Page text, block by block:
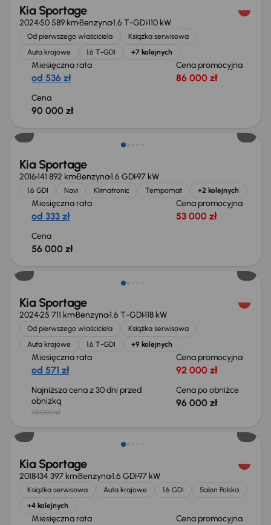
Kia Sportage
202450 589 kmBenzyna1.6 T-GDI110 kW
Od pierwszego właściciela
Książka serwisowa
Auta krajowe
1.6 T-GDI +7 kolejnych
Miesięczna rata
od 536 zł
Cena promocyjna
86 000 zł
Cena
90 000 zł
Kia Sportage
2016141 892 kmBenzyna1.6 GDI97 kW
1.6 GDI Navi Klimatronic Tempomat +2 kolejnych
Miesięczna rata
od 333 zł
Cena promocyjna
53 000 zł
Cena
56 000 zł
Taniej o 2 000 zł
Kia Sportage
202425 711 kmBenzyna1.6 T-GDI118 kW
Od pierwszego właściciela
Książka serwisowa
Auta krajowe
1.6 T-GDI +9 kolejnych
Miesięczna rata
od 571 zł
Cena promocyjna
92 000 zł
Najniższa cena z 30 dni przed
obniżką
98 000 zł
Cena po obniżce
96 000 zł
Kia Sportage
2018134 397 kmBenzyna1.6 GDI97 kW
Książka serwisowa Auta krajowe 1.6 GDI
Salon Polska
+4 kolejnych
Miesięczna rata Cena promocyjna